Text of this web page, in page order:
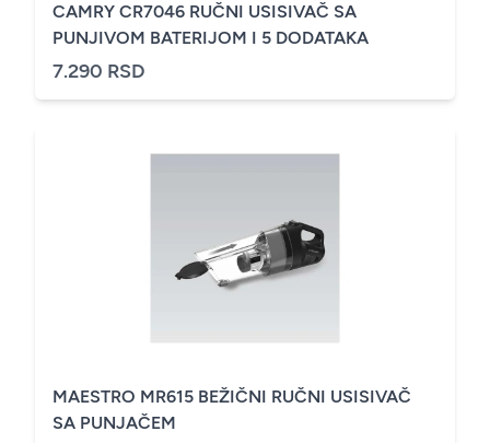
CAMRY CR7046 RUČNI USISIVAČ SA
PUNJIVOM BATERIJOM I 5 DODATAKA
7.290 RSD
MAESTRO MR615 BEŽIČNI RUČNI USISIVAČ
SA PUNJAČEM